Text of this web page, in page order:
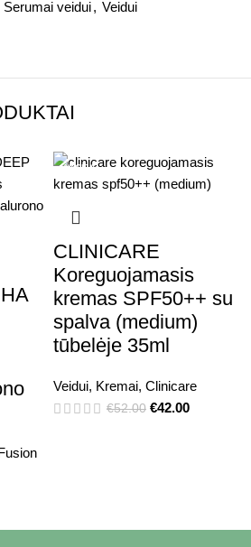
Serumai veidui, Veidui
AKCIJA
CLINICARE
Koreguojamasis
kremas SPF50++ su
spalva (medium)
tūbelėje 35ml
Veidui, Kremai, Clinicare
€52.00 €42.00